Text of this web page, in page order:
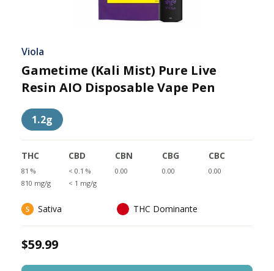
Viola
Gametime (Kali Mist) Pure Live
Resin AIO Disposable Vape Pen
1.2g
THC
81 %
810 mg/g
CBD
< 0.1 %
< 1 mg/g
CBN
0.00
CBG
0.00
CBC
0.00
Sativa THC Dominante
$59.99